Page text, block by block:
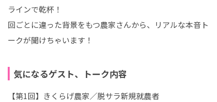
ラインで乾杯！
回ごとに違った背景をもつ農家さんから、リアルな本音ト
ークが聞けちゃいます！
気になるゲスト、トーク内容
【第1回】きくらげ農家／脱サラ新規就農者